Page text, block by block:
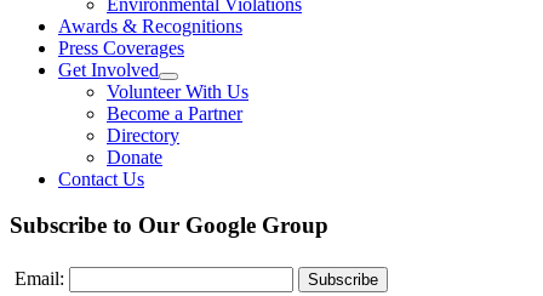
Awards & Recognitions
Press Coverages
Get Involved
Volunteer With Us
Become a Partner
Directory
Donate
Contact Us
Subscribe to Our Google Group
Email: